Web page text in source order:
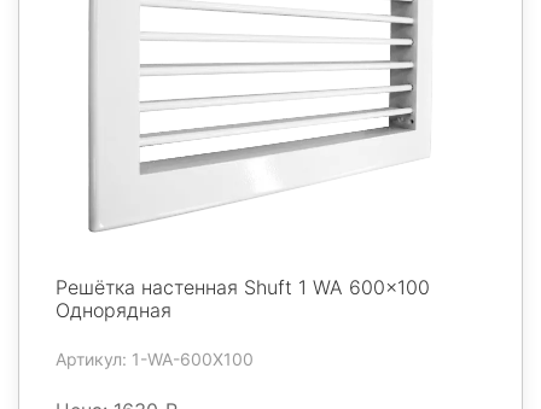
Решётка настенная Shuft 1 WA 600x100
Однорядная
Артикул: 1-WA-600X100